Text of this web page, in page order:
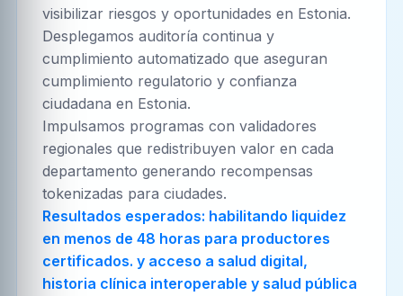
visibilizar riesgos y oportunidades en Estonia.
Desplegamos auditoría continua y
cumplimiento automatizado que aseguran
cumplimiento regulatorio y confianza
ciudadana en Estonia.
Impulsamos programas con validadores
regionales que redistribuyen valor en cada
departamento generando recompensas
tokenizadas para ciudades.
Resultados esperados: habilitando liquidez
en menos de 48 horas para productores
certificados. y acceso a salud digital,
historia clínica interoperable y salud pública